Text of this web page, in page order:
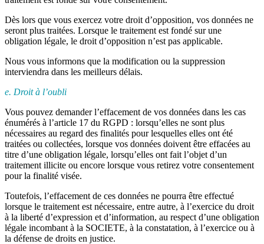
Dès lors que vous exercez votre droit d’opposition, vos données ne
seront plus traitées. Lorsque le traitement est fondé sur une
obligation légale, le droit d’opposition n’est pas applicable.
Nous vous informons que la modification ou la suppression
interviendra dans les meilleurs délais.
e. Droit à l’oubli
Vous pouvez demander l’effacement de vos données dans les cas
énumérés à l’article 17 du RGPD : lorsqu’elles ne sont plus
nécessaires au regard des finalités pour lesquelles elles ont été
traitées ou collectées, lorsque vos données doivent être effacées au
titre d’une obligation légale, lorsqu’elles ont fait l’objet d’un
traitement illicite ou encore lorsque vous retirez votre consentement
pour la finalité visée.
Toutefois, l’effacement de ces données ne pourra être effectué
lorsque le traitement est nécessaire, entre autre, à l’exercice du droit
à la liberté d’expression et d’information, au respect d’une obligation
légale incombant à la SOCIETE, à la constatation, à l’exercice ou à
la défense de droits en justice.